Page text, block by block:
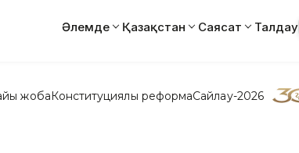
Әлемде Қазақстан Саясат Талдау
жобаКонституциялық реформаСайлау-2026